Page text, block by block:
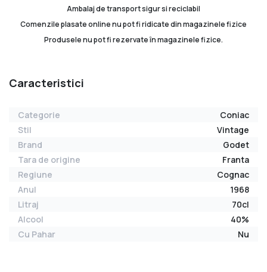
Ambalaj de transport sigur si reciclabil
Comenzile plasate online nu pot fi ridicate din magazinele fizice
Produsele nu pot fi rezervate în magazinele fizice.
Caracteristici
Categorie
Coniac
Stil
Vintage
Brand
Godet
Tara de origine
Franta
Regiune
Cognac
Anul
1968
Litraj
70cl
Alcool
40%
Cu Pahar
Nu